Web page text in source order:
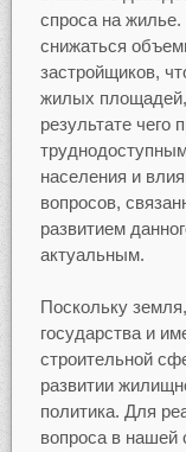
спроса на
снижаться
застройщиков,
жилых площадей,
результате чего
населения и
вопросов,
развитием
актуальным.
Поскольку
государства и
строительной
развитии
политика. Для
вопроса в нашей